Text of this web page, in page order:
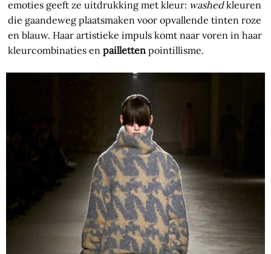
emoties geeft ze uitdrukking met kleur: washedkleuren
die gaandeweg plaatsmaken voor opvallende tinten roze
en blauw. Haar artistieke impuls komt naar voren in haar
kleurcombinaties enpailletten pointillisme.